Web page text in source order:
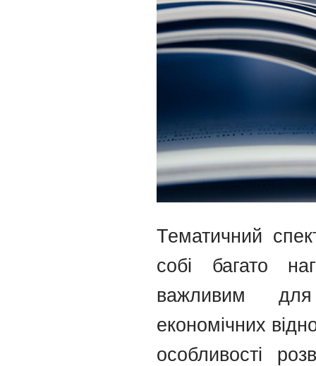
Тематичний
собі багато
важливим
економічних
особливості